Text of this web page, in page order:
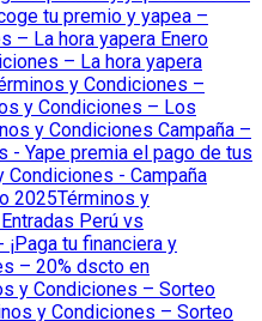
tu premio y yapea –
– La hora yapera Enero
– La hora yapera
y Condiciones –
y Condiciones – Los
y Condiciones Campaña –
- Yape premia el pago de tus
Condiciones - Campaña
2025Términos y
Perú vs
tu financiera y
– 20% dscto en
y Condiciones – Sorteo
y Condiciones – Sorteo